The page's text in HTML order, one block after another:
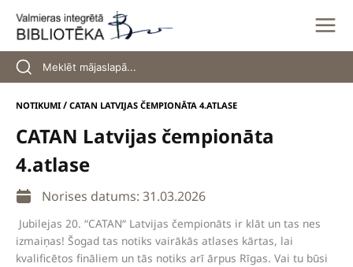
content
NOTIKUMI / CATAN LATVIJAS ČEMPIONĀTA 4.ATLASE
CATAN Latvijas čempionāta
4.atlase
Norises datums: 31.03.2026
Jubilejas 20. “CATAN“ Latvijas čempionāts ir klāt un tas nes
izmaiņas! Šogad tas notiks vairākās atlases kārtas, lai
kvalificētos fināliem un tās notiks arī ārpus Rīgas. Vai tu būsi